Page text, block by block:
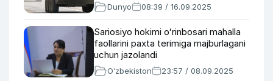
Dunyo 08:39 / 16.09.2025
Sariosiyo hokimi oʻrinbosari mahalla
faollarini paxta terimiga majburlagani
uchun jazolandi
O‘zbekiston 23:57 / 08.09.2025